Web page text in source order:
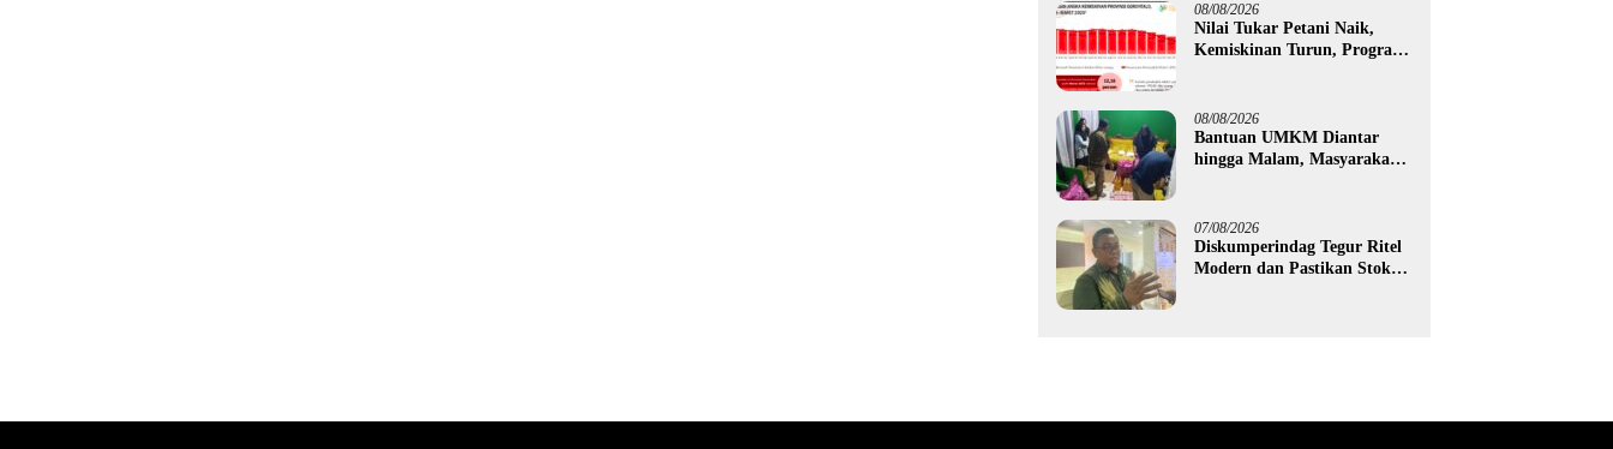
08/08/2026
Nilai Tukar Petani Naik,
Kemiskinan Turun, Program
08/08/2026
Bantuan UMKM Diantar
hingga Malam, Masyarakat
07/08/2026
Diskumperindag Tegur Ritel
Modern dan Pastikan Stok